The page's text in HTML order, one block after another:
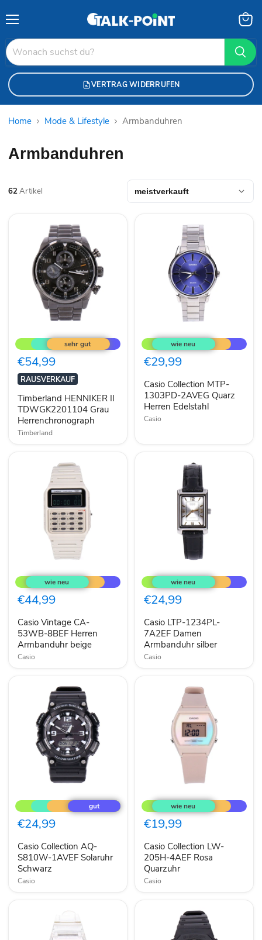
VERTRAG WIDERRUFEN
Home Mode & Lifestyle Armbanduhren
Armbanduhren
62Artikel
HENNIKER
II
TDWGK2201104
Grau
Herrenchronograph
€54,99
RAUSVERKAUF
Timberland HENNIKER II
TDWGK2201104 Grau
Herrenchronograph
Timberland
Collection
MTP-
1303PD-
2AVEG
Herren
Edelstahl
€29,99
Casio Collection MTP-
1303PD-2AVEG Quarz
Herren Edelstahl
Casio
Vintage
CA-
53WB-
8BEF
Armbanduhr
beige
€44,99
Casio Vintage CA-
53WB-8BEF Herren
Armbanduhr beige
Casio
LTP-
1234PL-
7A2EF
Damen
silber
€24,99
Casio LTP-1234PL-
7A2EF Damen
Armbanduhr silber
Casio
Collection
AQ-
S810W-
1AVEF
Schwarz
€24,99
Casio Collection AQ-
S810W-1AVEF Solaruhr
Schwarz
Casio
Collection
LW-
205H-
4AEF
Quarzuhr
€19,99
Casio Collection LW-
205H-4AEF Rosa
Quarzuhr
Casio